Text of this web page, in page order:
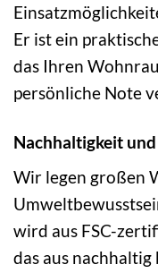
Er ist ein
das Ihren
persönliche Note
Nachhaltigkeit
Wir legen großen
wird aus FSC-
das aus